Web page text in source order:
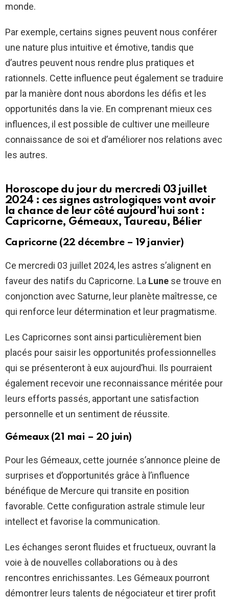
monde.
Par exemple, certains signes peuvent nous conférer
une nature plus intuitive et émotive, tandis que
d’autres peuvent nous rendre plus pratiques et
rationnels. Cette influence peut également se traduire
par la manière dont nous abordons les défis et les
opportunités dans la vie. En comprenant mieux ces
influences, il est possible de cultiver une meilleure
connaissance de soi et d’améliorer nos relations avec
les autres.
Horoscope du jour du mercredi 03 juillet
2024 : ces signes astrologiques vont avoir
la chance de leur côté aujourd’hui sont :
Capricorne, Gémeaux, Taureau, Bélier
Capricorne (22 décembre – 19 janvier)
Ce mercredi 03 juillet 2024, les astres s’alignent en
faveur des natifs du Capricorne. La Lune se trouve en
conjonction avec Saturne, leur planète maîtresse, ce
qui renforce leur détermination et leur pragmatisme.
Les Capricornes sont ainsi particulièrement bien
placés pour saisir les opportunités professionnelles
qui se présenteront à eux aujourd’hui. Ils pourraient
également recevoir une reconnaissance méritée pour
leurs efforts passés, apportant une satisfaction
personnelle et un sentiment de réussite.
Gémeaux (21 mai – 20 juin)
Pour les Gémeaux, cette journée s’annonce pleine de
surprises et d’opportunités grâce à l’influence
bénéfique de Mercure qui transite en position
favorable. Cette configuration astrale stimule leur
intellect et favorise la communication.
Les échanges seront fluides et fructueux, ouvrant la
voie à de nouvelles collaborations ou à des
rencontres enrichissantes. Les Gémeaux pourront
démontrer leurs talents de négociateur et tirer profit